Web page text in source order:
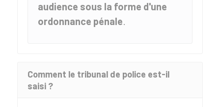
audience sous la forme d'une
ordonnance pénale.
Comment le tribunal de police est-il
saisi ?